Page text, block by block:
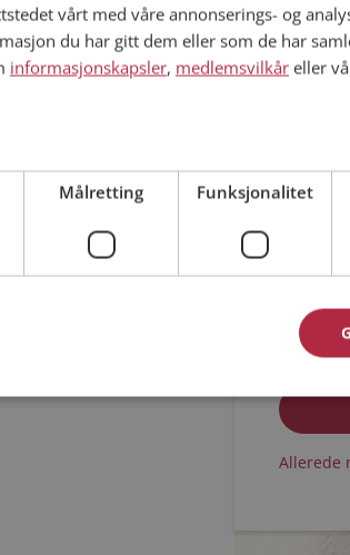
Jeg er en:
Jeg
Jeg
Allerede
vårt med våre annonserings- og
du har gitt dem eller som de har
informasjonskapsler, medlemsvilkår eller
Målretting Funksjonalitet